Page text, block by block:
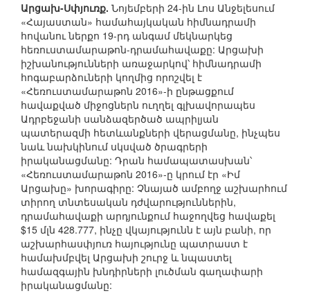
Արցախ-Սփյուռք. Նոյեմբերի 24-ին Լոս Անջելեսում
«Հայաստան» համահայկական հիմնադրամի
հովանու ներքո 19-րդ անգամ մեկնարկեց
հեռուստամարաթոն-դրամահավաքը: Արցախի
իշխանությունների առաջարկով՝ հիմնադրամի
հոգաբարձուների կողմից որոշվել է
«Հեռուստամարաթոն 2016»-ի ընթացքում
հավաքված միջոցներն ուղղել գլխավորապես
Ադրբեջանի սանձազերծած ապրիլյան
պատերազմի հետևանքների վերացմանը, ինչպես
նաև նախկինում սկսված ծրագրերի
իրականացմանը: Դրան համապատասխան՝
«Հեռուստամարաթոն 2016»-ը կրում էր «Իմ
Արցախը» խորագիրը: Չնայած ամբողջ աշխարհում
տիրող տնտեսական դժվարություններին,
դրամահավաքի արդյունքում հաջողվեց հավաքել
$15 մլն 428.777, ինչը վկայությունն է այն բանի, որ
աշխարհասփյուռ հայությունը պատրաստ է
համախմբվել Արցախի շուրջ և նպաստել
համազգային խնդիրների լուծման գաղափարի
իրականացմանը: